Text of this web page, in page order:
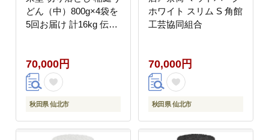
どん（中）800g×4袋を
5回お届け 計16kg 伝統
麺 無添加 防災 災害 備
蓄 ローリングストック
ご当地 お取り寄せ 手綯
てない 稲庭饂飩 5か月
70,000円
秋田県 仙北市
ホワイト スリム S 角館
工芸協同組合
70,000円
秋田県 仙北市